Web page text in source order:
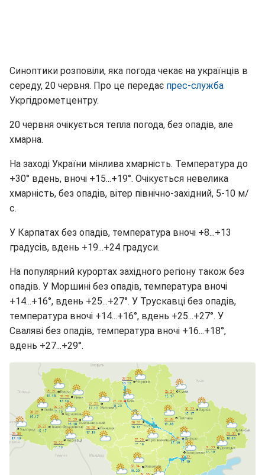
Синоптики розповіли, яка погода чекає на українців в
середу, 20 червня. Про це передає прес-служба
Укргідрометцентру.
20 червня очікується тепла погода, без опадів, але
хмарна.
На заході України мінлива хмарність. Температура до
+30° вдень, вночі +15...+19°. Очікується невелика
хмарність, без опадів, вітер північно-західний, 5-10 м/
с.
У Карпатах без опадів, температура вночі +8...+13
градусів, вдень +19...+24 градуси.
На популярний курортах західного регіону також без
опадів. У Моршині без опадів, температура вночі
+14...+16°, вдень +25...+27°. У Трускавці без опадів,
температура вночі +14...+16°, вдень +25...+27°. У
Сваляві без опадів, температура вночі +16...+18°,
вдень +27...+29°.